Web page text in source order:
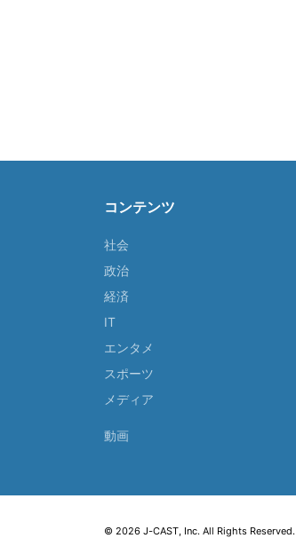
コンテンツ
社会
政治
経済
IT
エンタメ
スポーツ
メディア
動画
© 2026 J-CAST, Inc. All Rights Reserved.